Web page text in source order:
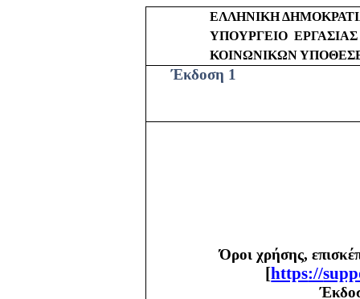
ΕΛΛΗΝΙΚΗ
ΥΠΟΥΡΓΕΙΟ
ΚΟΙΝΩΝΙΚΩΝ
Έκδοση 1
Όροι χρήσης,
[https://